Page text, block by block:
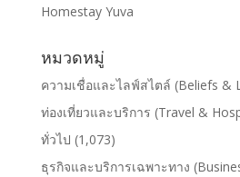
Homestay Yuva
หมวดหมู่
ความเชื่อและไลฟ์สไตล์ (Beliefs &
ท่องเที่ยวและบริการ (Travel &
ทั่วไป (1,073)
ธุรกิจและบริการเฉพาะทาง